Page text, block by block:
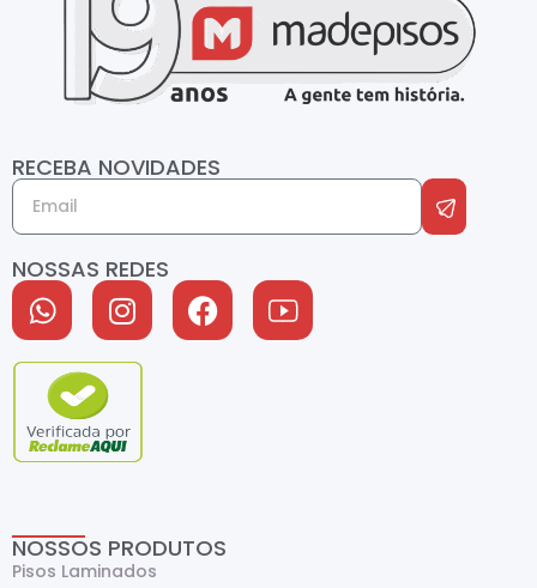
RECEBA NOVIDADES
NOSSAS REDES
NOSSOS PRODUTOS
Pisos Laminados